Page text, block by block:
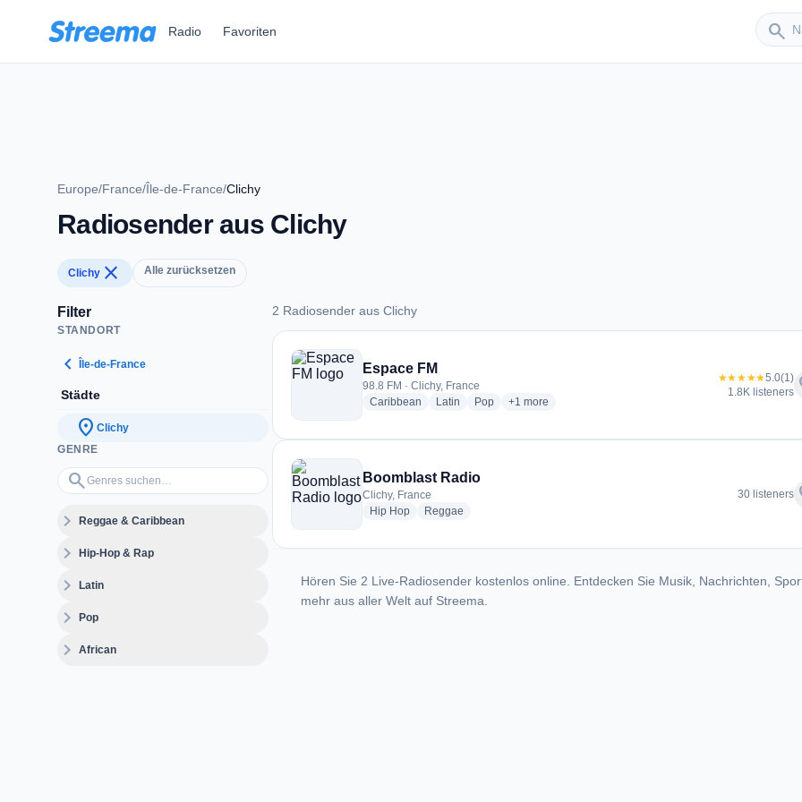
Radio Favoriten search
Sender
Europe/France/Île-de-France/Clichy
Radiosender aus Clichy
Clichy close Alle zurücksetzen
Filter
STANDORT
chevron_left Île-de-France
Städte
location_on Clichy
GENRE
search
Genres suchen…
expand_moreReggae & Caribbean
expand_moreHip-Hop & Rap
expand_moreLatin
expand_morePop
expand_moreAfrican
2 Radiosender aus Clichy
2 Radiosender aus Clichy
Espace FM
98.8 FM · Clichy, France
Caribbean radio stations
Latin radio stations
Popradio stations
+1 more genres for Espace FM
more
★★★★★5.0(1)
1.8K listeners
Boomblast Radio
Clichy, France
Hip Hopradio stations
Reggae
30 listeners
Hören Sie 2 Live-Radiosender kostenlos online. Entdecken Sie Musik, Nachrichten,
mehr aus aller Welt auf Streema.